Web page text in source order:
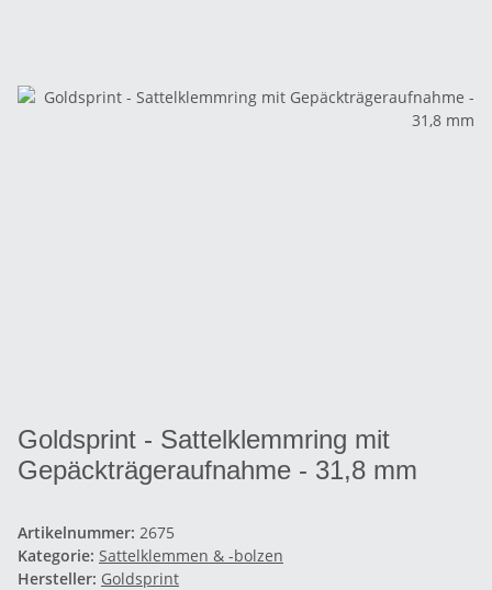
Goldsprint - Sattelklemmring mit
Gepäckträgeraufnahme - 31,8 mm
Artikelnummer: 2675
Kategorie: Sattelklemmen & -bolzen
Hersteller: Goldsprint